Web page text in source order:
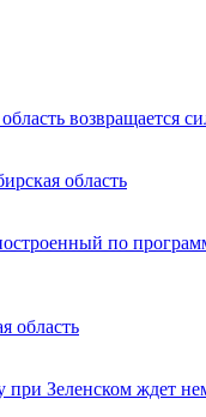
возвращается
область
по
область
при Зеленском ждет